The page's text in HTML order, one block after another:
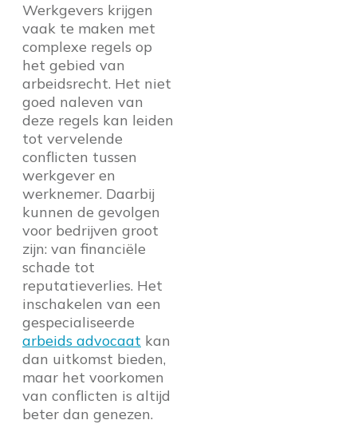
Werkgevers krijgen
vaak te maken met
complexe regels op
het gebied van
arbeidsrecht. Het niet
goed naleven van
deze regels kan leiden
tot vervelende
conflicten tussen
werkgever en
werknemer. Daarbij
kunnen de gevolgen
voor bedrijven groot
zijn: van financiële
schade tot
reputatieverlies. Het
inschakelen van een
gespecialiseerde
arbeids advocaat kan
dan uitkomst bieden,
maar het voorkomen
van conflicten is altijd
beter dan genezen.